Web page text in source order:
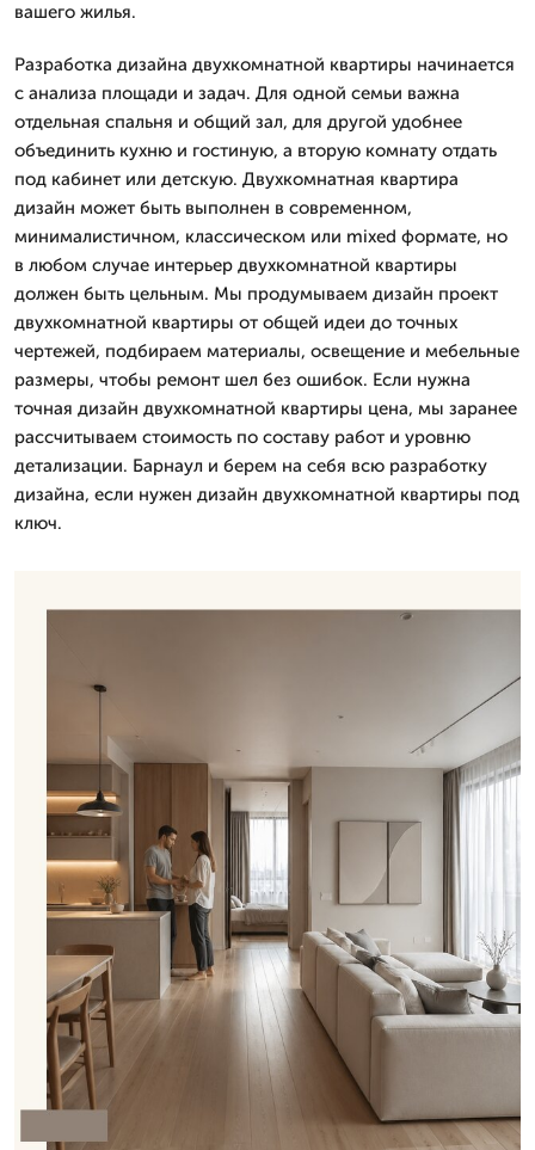
вашего жилья.
Разработка дизайна двухкомнатной квартиры начинается
с анализа площади и задач. Для одной семьи важна
отдельная спальня и общий зал, для другой удобнее
объединить кухню и гостиную, а вторую комнату отдать
под кабинет или детскую. Двухкомнатная квартира
дизайн может быть выполнен в современном,
минималистичном, классическом или mixed формате, но
в любом случае интерьер двухкомнатной квартиры
должен быть цельным. Мы продумываем дизайн проект
двухкомнатной квартиры от общей идеи до точных
чертежей, подбираем материалы, освещение и мебельные
размеры, чтобы ремонт шел без ошибок. Если нужна
точная дизайн двухкомнатной квартиры цена, мы заранее
рассчитываем стоимость по составу работ и уровню
детализации. Барнаул и берем на себя всю разработку
дизайна, если нужен дизайн двухкомнатной квартиры под
ключ.